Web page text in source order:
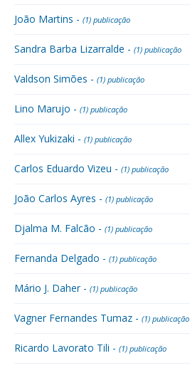
João Martins - (1) publicação
Sandra Barba Lizarralde - (1) publicação
Valdson Simões - (1) publicação
Lino Marujo - (1) publicação
Allex Yukizaki - (1) publicação
Carlos Eduardo Vizeu - (1) publicação
João Carlos Ayres - (1) publicação
Djalma M. Falcão - (1) publicação
Fernanda Delgado - (1) publicação
Mário J. Daher - (1) publicação
Vagner Fernandes Tumaz - (1) publicação
Ricardo Lavorato Tili - (1) publicação